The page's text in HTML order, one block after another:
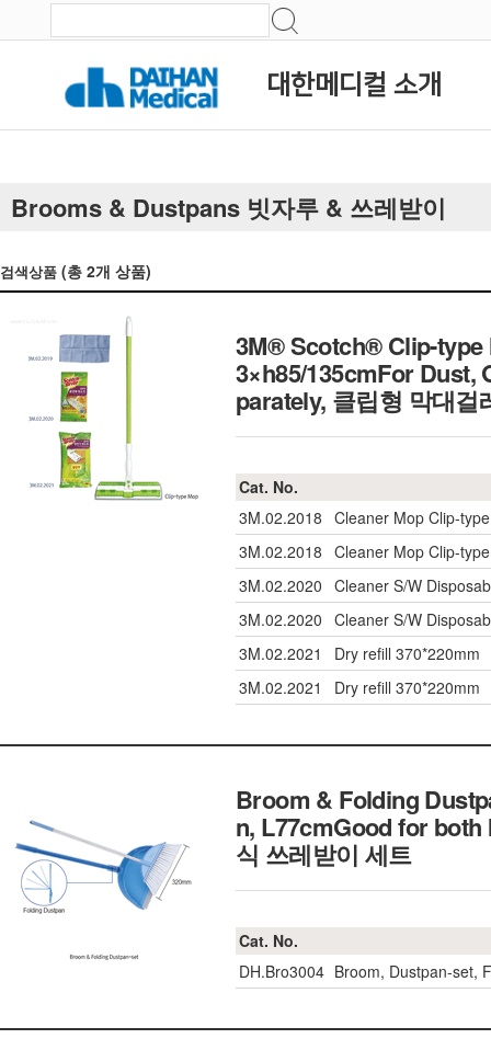
대한메디컬 소개
Brooms & Dustpans 빗자루 & 쓰레받이
검색상품 (총 2개 상품)
3M® Scotch® Clip-type
3×h85/135cmFor Dust,
parately, 클립형 막대걸
Cat. No.
3M.02.2018 Cleaner Mop Clip-
3M.02.2018 Cleaner Mop Clip-
3M.02.2020 Cleaner S/W
3M.02.2020 Cleaner S/W
3M.02.2021
Dry refill 370*220mm
3M.02.2021
Dry refill 370*220mm
Broom & Folding
n, L77cmGood for
식 쓰레받이 세트
Cat. No.
DH.Bro3004 Broom, Dustpan-set,